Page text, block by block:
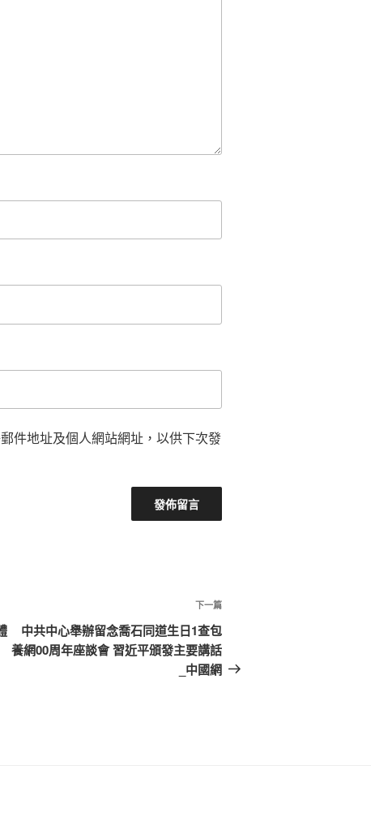
件地址及個人網站網址，以供下次發
下
篇
文
下一篇
中共中心舉辦留念喬石同道生日1查包
養網00周年座談會 習近平頒發主要講話
_中國網